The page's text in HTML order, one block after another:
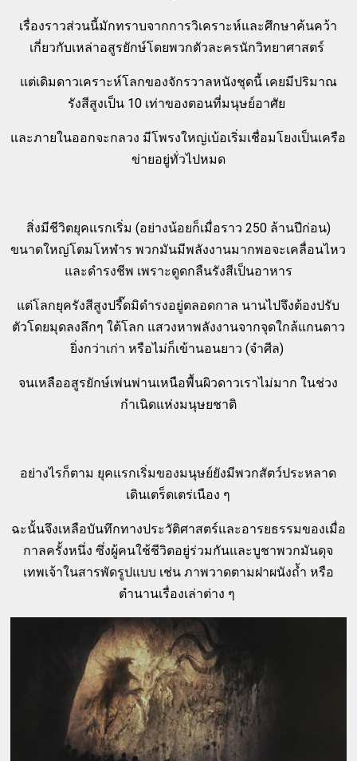
เรื่องราวส่วนนี้มักทราบจากการวิเคราะห์และศึกษาค้นคว้า
เกี่ยวกับเหล่าอสูรยักษ์โดยพวกตัวละครนักวิทยาศาสตร์
แต่เดิมดาวเคราะห์โลกของจักรวาลหนังชุดนี้ เคยมีปริมาณ
รังสีสูงเป็น 10 เท่าของตอนที่มนุษย์อาศัย
และภายในออกจะกลวง มีโพรงใหญ่เบ้อเริ่มเชื่อมโยงเป็นเครือ
ข่ายอยู่ทั่วไปหมด
สิ่งมีชีวิตยุคแรกเริ่ม (อย่างน้อยก็เมื่อราว 250 ล้านปีก่อน)
ขนาดใหญ่โตมโหฬาร พวกมันมีพลังงานมากพอจะเคลื่อนไหว
และดำรงชีพ เพราะดูดกลืนรังสีเป็นอาหาร
แต่โลกยุครังสีสูงปรี๊ดมิดำรงอยู่ตลอดกาล นานไปจึงต้องปรับ
ตัวโดยมุดลงลึกๆ ใต้โลก แสวงหาพลังงานจากจุดใกล้แกนดาว
ยิ่งกว่าเก่า หรือไม่ก็เข้านอนยาว (จำศีล)
จนเหลืออสูรยักษ์เพ่นพ่านเหนือพื้นผิวดาวเราไม่มาก ในช่วง
กำเนิดแห่งมนุษยชาติ
อย่างไรก็ตาม ยุคแรกเริ่มของมนุษย์ยังมีพวกสัตว์ประหลาด
เดินเตร็ดเตร่เนือง ๆ
ฉะนั้นจึงเหลือบันทึกทางประวัติศาสตร์และอารยธรรมของเมื่อ
กาลครั้งหนึ่ง ซึ่งผู้คนใช้ชีวิตอยู่ร่วมกันและบูชาพวกมันดุจ
เทพเจ้าในสารพัดรูปแบบ เช่น ภาพวาดตามฝาผนังถ้ำ หรือ
ตำนานเรื่องเล่าต่าง ๆ